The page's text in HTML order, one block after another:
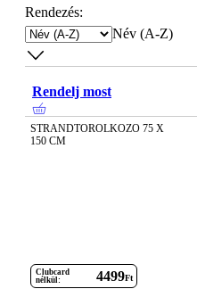
Rendezés:
Név (A-Z)
Rendelj most
STRANDTOROLKOZO 75 X
150 CM
Clubcard
nélkül:
4499Ft